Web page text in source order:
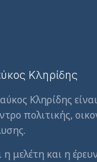
Κληρίδης
Κληρίδης
πολιτικής,
η μελέτη και η